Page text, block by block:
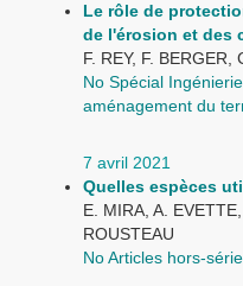
Le rôle de
de l'érosion et des
F. REY, F. BERGER,
No Spécial
aménagement du
7 avril 2021
Quelles espèces
E. MIRA, A.
ROUSTEAU
No Articles hors-